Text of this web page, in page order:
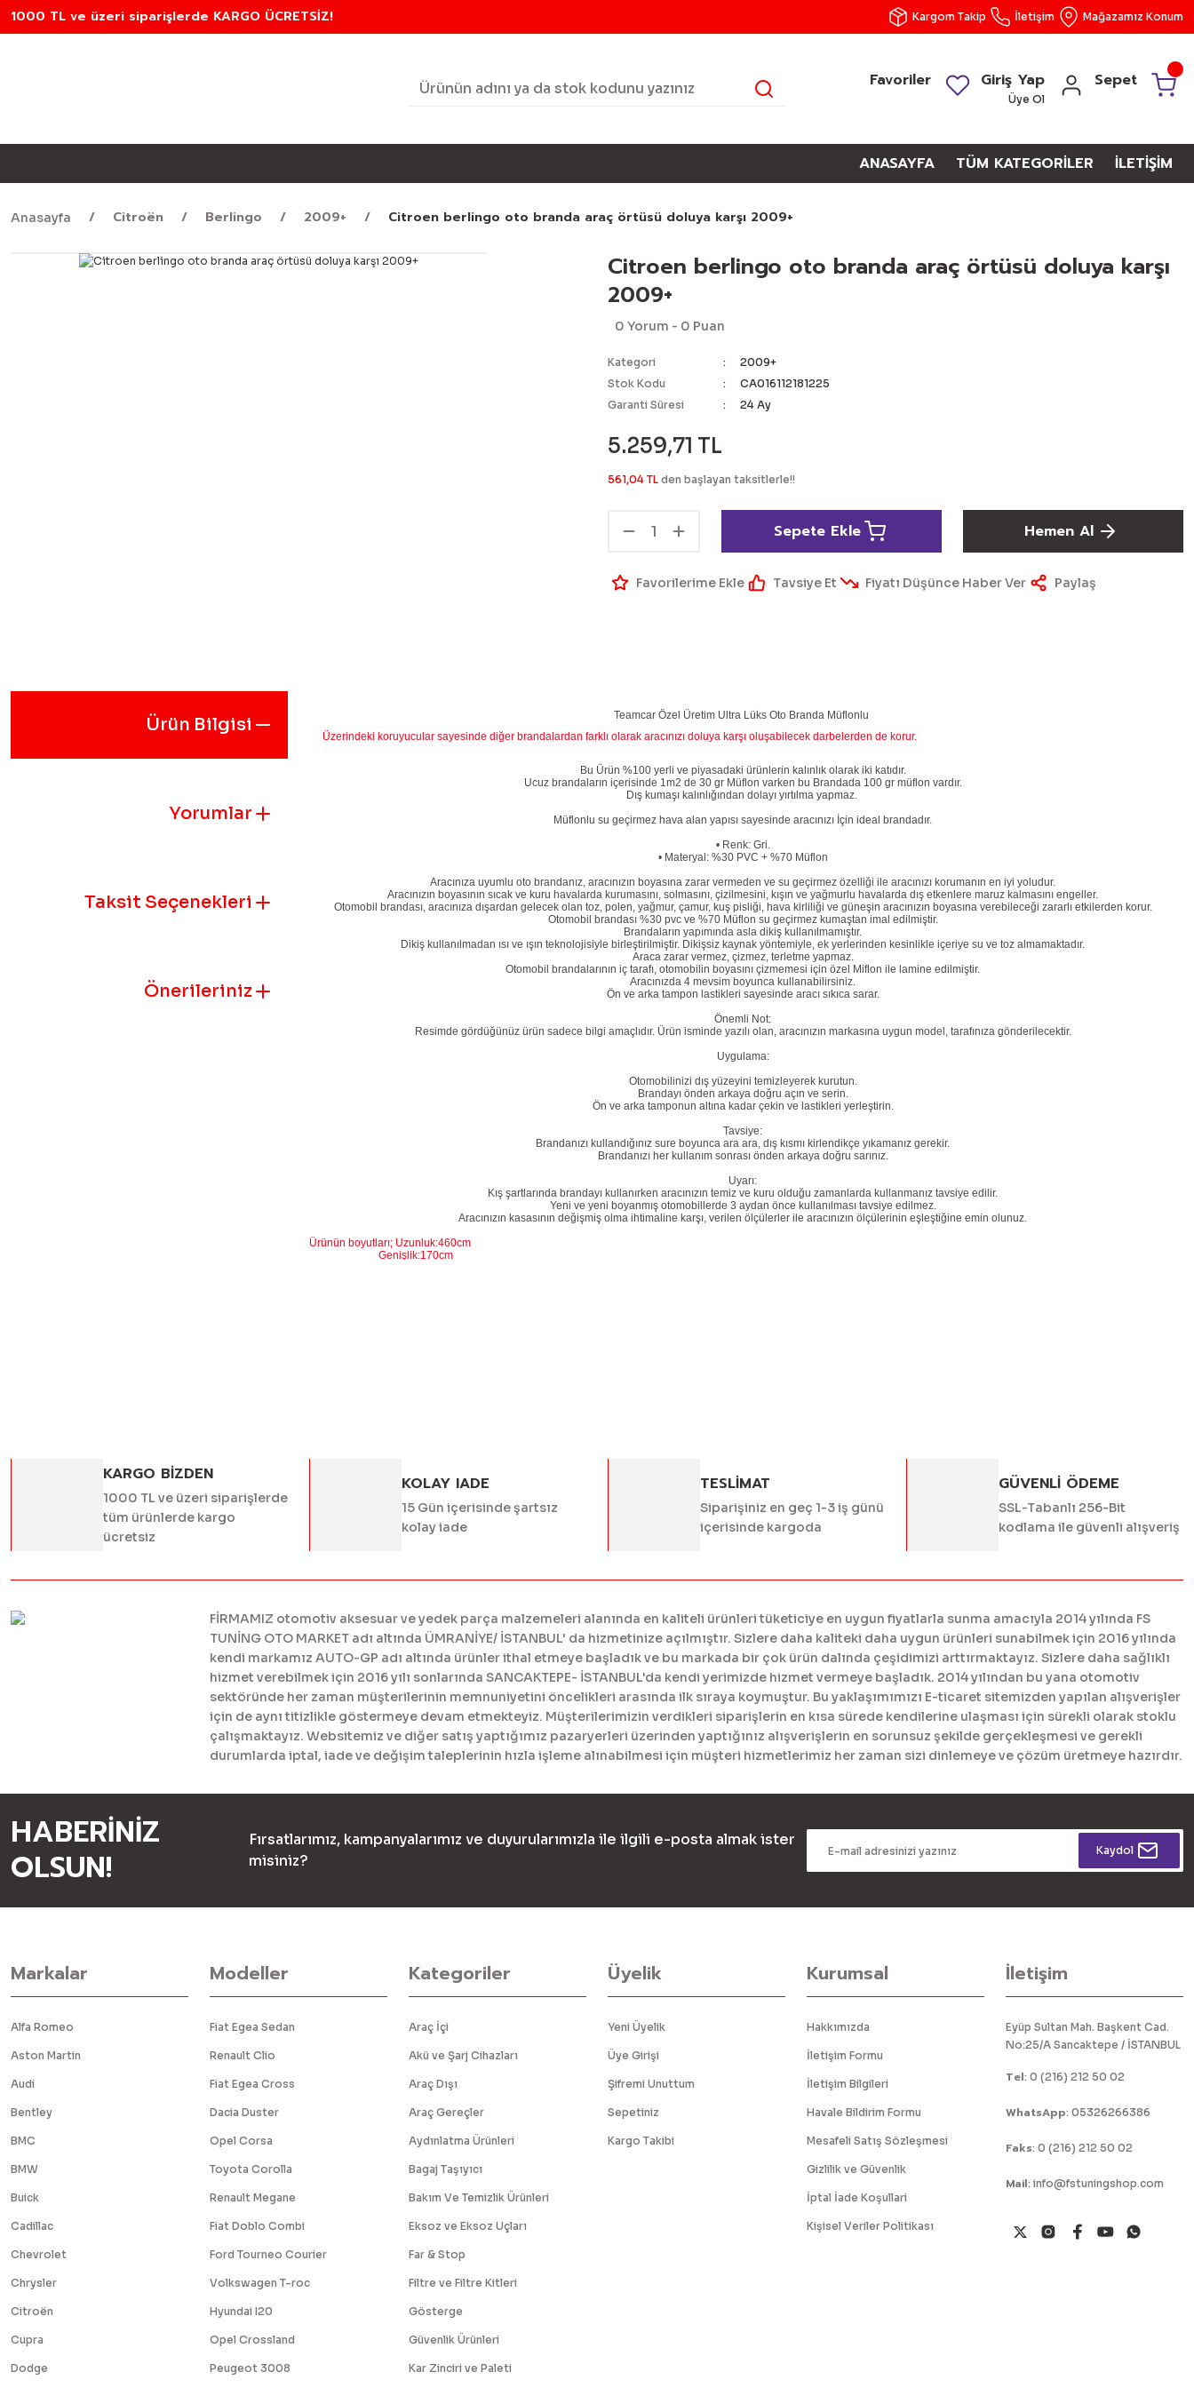
1000 TL ve üzeri siparişlerde KARGO ÜCRETSİZ! Kargom Takip İletişim Mağazamız Konum
Favoriler Giriş Yap
Üye Ol
Sepet
ANASAYFA TÜM KATEGORİLER İLETİŞİM
Anasayfa Citroën Berlingo 2009+ Citroen berlingo oto branda araç örtüsü doluya karşı 2009+
Citroen berlingo oto branda araç örtüsü doluya karşı
2009+
0 Yorum - 0 Puan
Kategori
2009+
Stok Kodu
CA016112181225
Garanti Süresi
24 Ay
5.259,71 TL
561,04 TL den başlayan taksitlerle!!
Sepete Ekle Hemen Al
Tavsiye Et Fiyatı Düşünce Haber Ver Paylaş
Ürün Bilgisi
Yorumlar
Taksit Seçenekleri
Önerileriniz
Teamcar Özel Üretim Ultra Lüks Oto Branda Müflonlu
Üzerindeki koruyucular sayesinde diğer brandalardan farklı olarak aracınızı doluya karşı oluşabilecek darbelerden de korur.
Bu Ürün %100 yerli ve piyasadaki ürünlerin kalınlık olarak iki katıdır.
Ucuz brandaların içerisinde 1m2 de 30 gr Müflon varken bu Brandada 100 gr müflon vardır.
Dış kumaşı kalınlığından dolayı yırtılma yapmaz.
Müflonlu su geçirmez hava alan yapısı sayesinde aracınızı İçin ideal brandadır.
• Renk: Gri.
• Materyal: %30 PVC + %70 Müflon
Aracınıza uyumlu oto brandanız, aracınızın boyasına zarar vermeden ve su geçirmez özelliği ile aracınızı korumanın en iyi yoludur.
Aracınızın boyasının sıcak ve kuru havalarda kurumasını, solmasını, çizilmesini, kışın ve yağmurlu havalarda dış etkenlere maruz kalmasını engeller.
Otomobil brandası, aracınıza dışardan gelecek olan toz, polen, yağmur, çamur, kuş pisliği, hava kirliliği ve güneşin aracınızın boyasına verebileceği zararlı etkilerden korur.
Otomobil brandası %30 pvc ve %70 Müflon su geçirmez kumaştan imal edilmiştir.
Brandaların yapımında asla dikiş kullanılmamıştır.
Dikiş kullanılmadan ısı ve ışın teknolojisiyle birleştirilmiştir. Dikişsiz kaynak yöntemiyle, ek yerlerinden kesinlikle içeriye su ve toz almamaktadır.
Araca zarar vermez, çizmez, terletme yapmaz.
Otomobil brandalarının iç tarafı, otomobilin boyasını çizmemesi için özel Miflon ile lamine edilmiştir.
Aracınızda 4 mevsim boyunca kullanabilirsiniz.
Ön ve arka tampon lastikleri sayesinde aracı sıkıca sarar.
Önemli Not:
Resimde gördüğünüz ürün sadece bilgi amaçlıdır. Ürün isminde yazılı olan, aracınızın markasına uygun model, tarafınıza gönderilecektir.
Uygulama:
Otomobilinizi dış yüzeyini temizleyerek kurutun.
Brandayı önden arkaya doğru açın ve serin.
Ön ve arka tamponun altına kadar çekin ve lastikleri yerleştirin.
Tavsiye:
Brandanızı kullandığınız sure boyunca ara ara, dış kısmı kirlendikçe yıkamanız gerekir.
Brandanızı her kullanım sonrası önden arkaya doğru sarınız.
Uyarı:
Kış şartlarında brandayı kullanırken aracınızın temiz ve kuru olduğu zamanlarda kullanmanız tavsiye edilir.
Yeni ve yeni boyanmış otomobillerde 3 aydan önce kullanılması tavsiye edilmez.
Aracınızın kasasının değişmiş olma ihtimaline karşı, verilen ölçülerler ile aracınızın ölçülerinin eşleştiğine emin olunuz.
Ürünün boyutları; Uzunluk:460cm
Genişlik:170cm
KARGO BİZDEN
1000 TL ve üzeri siparişlerde
tüm ürünlerde kargo
ücretsiz
KOLAY IADE
15 Gün içerisinde şartsız
kolay iade
TESLİMAT
Siparişiniz en geç 1-3 iş günü
içerisinde kargoda
GÜVENLİ ÖDEME
SSL-Tabanlı 256-Bit
kodlama ile güvenli alışveriş
FİRMAMIZ otomotiv aksesuar ve yedek parça malzemeleri alanında en kaliteli ürünleri tüketiciye en uygun fiyatlarla sunma amacıyla 2014 yılında FS
TUNİNG OTO MARKET adı altında ÜMRANİYE/ İSTANBUL' da hizmetinize açılmıştır. Sizlere daha kaliteki daha uygun ürünleri sunabilmek için 2016 yılında
kendi markamız AUTO-GP adı altında ürünler ithal etmeye başladık ve bu markada bir çok ürün dalında çeşidimizi arttırmaktayız. Sizlere daha sağlıklı
hizmet verebilmek için 2016 yılı sonlarında SANCAKTEPE- İSTANBUL'da kendi yerimizde hizmet vermeye başladık. 2014 yılından bu yana otomotiv
sektöründe her zaman müşterilerinin memnuniyetini öncelikleri arasında ilk sıraya koymuştur. Bu yaklaşımımızı E-ticaret sitemizden yapılan alışverişler
için de aynı titizlikle göstermeye devam etmekteyiz. Müşterilerimizin verdikleri siparişlerin en kısa sürede kendilerine ulaşması için sürekli olarak stoklu
çalışmaktayız. Websitemiz ve diğer satış yaptığımız pazaryerleri üzerinden yaptığınız alışverişlerin en sorunsuz şekilde gerçekleşmesi ve gerekli
durumlarda iptal, iade ve değişim taleplerinin hızla işleme alınabilmesi için müşteri hizmetlerimiz her zaman sizi dinlemeye ve çözüm üretmeye hazırdır.
HABERİNİZ
OLSUN!
Fırsatlarımız, kampanyalarımız ve duyurularımızla ile ilgili e-posta almak ister
misiniz?
Kaydol
Markalar
Alfa Romeo
Aston Martin
Audi
Bentley
BMC
BMW
Buick
Cadillac
Chevrolet
Chrysler
Citroën
Cupra
Dodge
Modeller
Fiat Egea Sedan
Renault Clio
Fiat Egea Cross
Dacia Duster
Opel Corsa
Toyota Corolla
Renault Megane
Fiat Doblo Combi
Ford Tourneo Courier
Volkswagen T-roc
Hyundai I20
Opel Crossland
Peugeot 3008
Kategoriler
Araç İçi
Akü ve Şarj Cihazları
Araç Dışı
Araç Gereçler
Aydınlatma Ürünleri
Bagaj Taşıyıcı
Bakım Ve Temizlik Ürünleri
Eksoz ve Eksoz Uçları
Far & Stop
Filtre ve Filtre Kitleri
Gösterge
Güvenlik Ürünleri
Kar Zinciri ve Paleti
Üyelik
Yeni Üyelik
Üye Girişi
Şifremi Unuttum
Sepetiniz
Kargo Takibi
Kurumsal
Hakkımızda
İletişim Formu
İletişim Bilgileri
Havale Bildirim Formu
Mesafeli Satış Sözleşmesi
Gizlilik ve Güvenlik
İptal İade Koşullari
Kişisel Veriler Politikası
İletişim
Eyüp Sultan Mah. Başkent Cad.
No:25/A Sancaktepe / İSTANBUL
Tel: 0 (216) 212 50 02
WhatsApp: 05326266386
Faks: 0 (216) 212 50 02
Mail: info@fstuningshop.com